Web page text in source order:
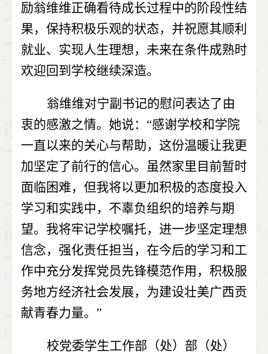
励翁维维正确看待成长过程中的阶段性结
果，保持积极乐观的状态，并祝愿其顺利
就业、实现人生理想，未来在条件成熟时
欢迎回到学校继续深造。
翁维维对宁副书记的慰问表达了由
衷的感激之情。她说：“感谢学校和学院
一直以来的关心与帮助，这份温暖让我更
加坚定了前行的信心。虽然家里目前暂时
面临困难，但我将以更加积极的态度投入
学习和实践中，不辜负组织的培养与期
望。我将牢记学校嘱托，进一步坚定理想
信念，强化责任担当，在今后的学习和工
作中充分发挥党员先锋模范作用，积极服
务地方经济社会发展，为建设壮美广西贡
献青春力量。”
校党委学生工作部（处）部（处）